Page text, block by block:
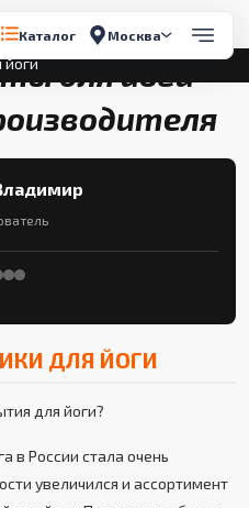
Каталог Москва
йоги
для йоги -
ДЛЯ ЙОГИ
для йоги?
в России стала очень
увеличился и ассортимент